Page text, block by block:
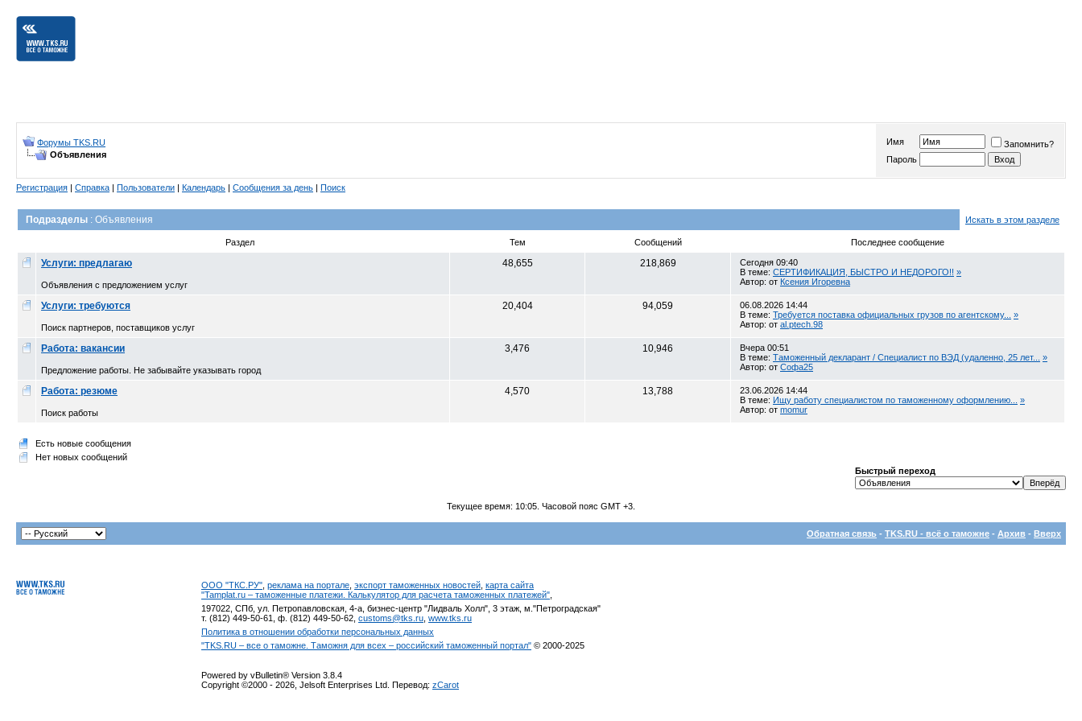
Форумы TKS.RU
Объявления
Имя
Запомнить?
Пароль
Регистрация | Справка | Пользователи | Календарь | Сообщения за день | Поиск
Подразделы : Объявления Искать в этом разделе
Раздел Тем Сообщений Последнее сообщение
Услуги: предлагаю
Объявления с предложением услуг
48,655 218,869 Сегодня 09:40
В теме: СЕРТИФИКАЦИЯ, БЫСТРО И НЕДОРОГО!! »
Автор: от Ксения Игоревна
Услуги: требуются
Поиск партнеров, поставщиков услуг
20,404 94,059 06.08.2026 14:44
В теме: Требуется поставка официальных грузов по агентскому...
»
Автор: от al.ptech.98
Работа: вакансии
Предложение работы. Не забывайте указывать город
3,476 10,946 Вчера 00:51
В теме: Таможенный декларант / Специалист по ВЭД (удаленно, 25 лет...
»
Автор: от Софа25
Работа: резюме
Поиск работы
4,570 13,788 23.06.2026 14:44
В теме: Ищу работу специалистом по таможенному оформлению...
»
Автор: от momur
Есть новые сообщения
Нет новых сообщений
Быстрый переход
Текущее время: 10:05 . Часовой пояс GMT +3.
Обратная связь - TKS.RU - всё о таможне - Архив - Вверх
ООО "ТКС.РУ" реклама на портале экспорт таможенных новостей карта сайта
"Tamplat.ru – таможенные платежи. Калькулятор для расчета таможенных платежей"
197022, СПб, ул. Петропавловская, 4-а, бизнес-центр "Лидваль Холл", 3 этаж, м."Петроградская"
т. (812) 449-50-61, ф. (812) 449-50-62, customs@tks.ru www.tks.ru
Политика в отношении обработки персональных данных
"TKS.RU – все о таможне. Таможня для всех – российский таможенный портал" © 2000-2025
Powered by vBulletin® Version 3.8.4
Copyright ©2000 - 2026, Jelsoft Enterprises Ltd. Перевод: zCarot